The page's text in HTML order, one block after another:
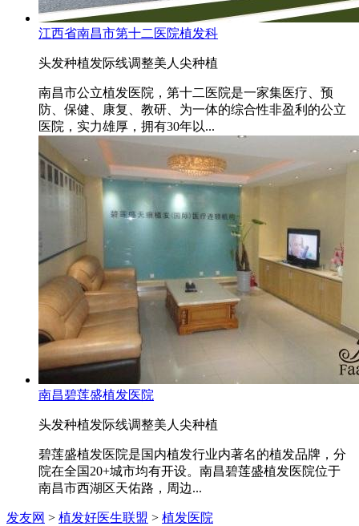
江西省南昌市第十二医院植发科
头发种植发际线调整美人尖种植
南昌市公立植发医院，第十二医院是一家集医疗、预
防、保健、康复、教研、为一体的综合性非盈利的公立
医院，实力雄厚，拥有30年以...
南昌碧莲盛植发医院
头发种植发际线调整美人尖种植
碧莲盛植发医院是国内植发行业内著名的植发品牌，分
院在全国20+城市均有开设。南昌碧莲盛植发医院位于
南昌市西湖区天佑路，周边...
发友网 > 植发好医生联盟 > 植发医院